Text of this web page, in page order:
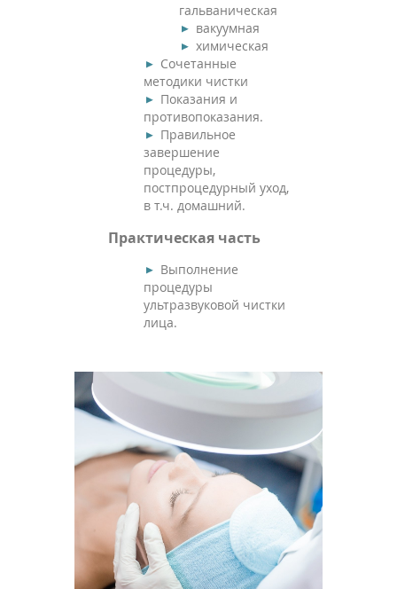
гальваническая
вакуумная
химическая
Сочетанные
методики чистки
Показания и
противопоказания.
Правильное
завершение
процедуры,
постпроцедурный уход,
в т.ч. домашний.
Практическая часть
Выполнение
процедуры
ультразвуковой чистки
лица.